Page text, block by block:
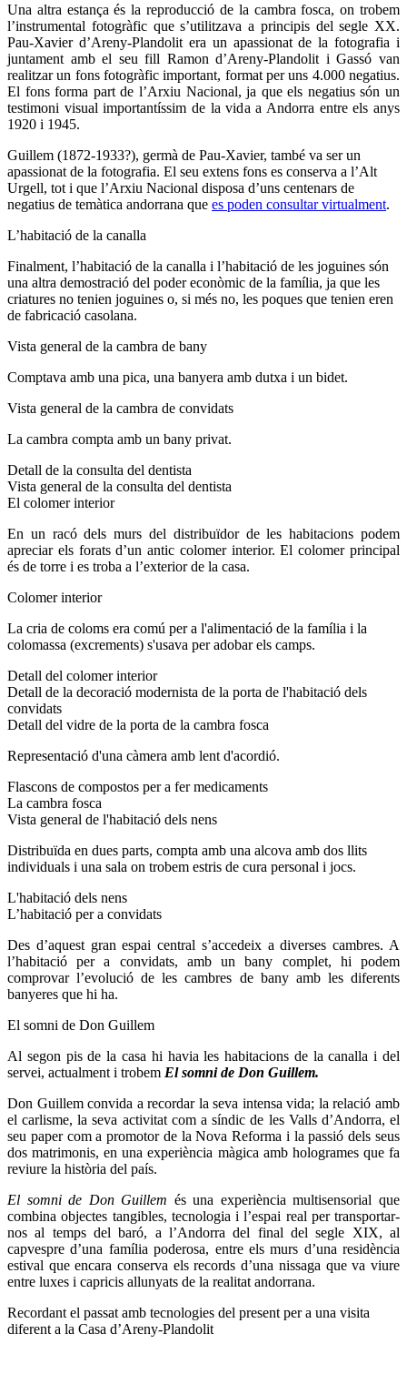
Una altra estança és la reproducció de la cambra fosca, on trobem
l’instrumental fotogràfic que s’utilitzava a principis del segle XX.
Pau-Xavier d’Areny-Plandolit era un apassionat de la fotografia i
juntament amb el seu fill Ramon d’Areny-Plandolit i Gassó van
realitzar un fons fotogràfic important, format per uns 4.000 negatius.
El fons forma part de l’Arxiu Nacional, ja que els negatius són un
testimoni visual importantíssim de la vida a Andorra entre els anys
1920 i 1945.
Guillem (1872-1933?), germà de Pau-Xavier, també va ser un
apassionat de la fotografia. El seu extens fons es conserva a l’Alt
Urgell, tot i que l’Arxiu Nacional disposa d’uns centenars de
negatius de temàtica andorrana que es poden consultar virtualment.
L’habitació de la canalla
Finalment, l’habitació de la canalla i l’habitació de les joguines són
una altra demostració del poder econòmic de la família, ja que les
criatures no tenien joguines o, si més no, les poques que tenien eren
de fabricació casolana.
Vista general de la cambra de bany
Comptava amb una pica, una banyera amb dutxa i un bidet.
Vista general de la cambra de convidats
La cambra compta amb un bany privat.
Detall de la consulta del dentista
Vista general de la consulta del dentista
El colomer interior
En un racó dels murs del distribuïdor de les habitacions podem
apreciar els forats d’un antic colomer interior. El colomer principal
és de torre i es troba a l’exterior de la casa.
Colomer interior
La cria de coloms era comú per a l'alimentació de la família i la
colomassa (excrements) s'usava per adobar els camps.
Detall del colomer interior
Detall de la decoració modernista de la porta de l'habitació dels
convidats
Detall del vidre de la porta de la cambra fosca
Representació d'una càmera amb lent d'acordió.
Flascons de compostos per a fer medicaments
La cambra fosca
Vista general de l'habitació dels nens
Distribuïda en dues parts, compta amb una alcova amb dos llits
individuals i una sala on trobem estris de cura personal i jocs.
L'habitació dels nens
L’habitació per a convidats
Des d’aquest gran espai central s’accedeix a diverses cambres. A
l’habitació per a convidats, amb un bany complet, hi podem
comprovar l’evolució de les cambres de bany amb les diferents
banyeres que hi ha.
El somni de Don Guillem
Al segon pis de la casa hi havia les habitacions de la canalla i del
servei, actualment i trobem El somni de Don Guillem.
Don Guillem convida a recordar la seva intensa vida; la relació amb
el carlisme, la seva activitat com a síndic de les Valls d’Andorra, el
seu paper com a promotor de la Nova Reforma i la passió dels seus
dos matrimonis, en una experiència màgica amb hologrames que fa
reviure la història del país.
El somni de Don Guillem és una experiència multisensorial que
combina objectes tangibles, tecnologia i l’espai real per transportar-
nos al temps del baró, a l’Andorra del final del segle XIX, al
capvespre d’una família poderosa, entre els murs d’una residència
estival que encara conserva els records d’una nissaga que va viure
entre luxes i capricis allunyats de la realitat andorrana.
Recordant el passat amb tecnologies del present per a una visita
diferent a la Casa d’Areny-Plandolit